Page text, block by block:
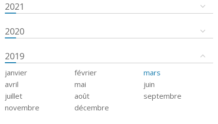
2021
2020
2019
janvier février
mars
avril
mai
juin
juillet
août
septembre
novembre
décembre